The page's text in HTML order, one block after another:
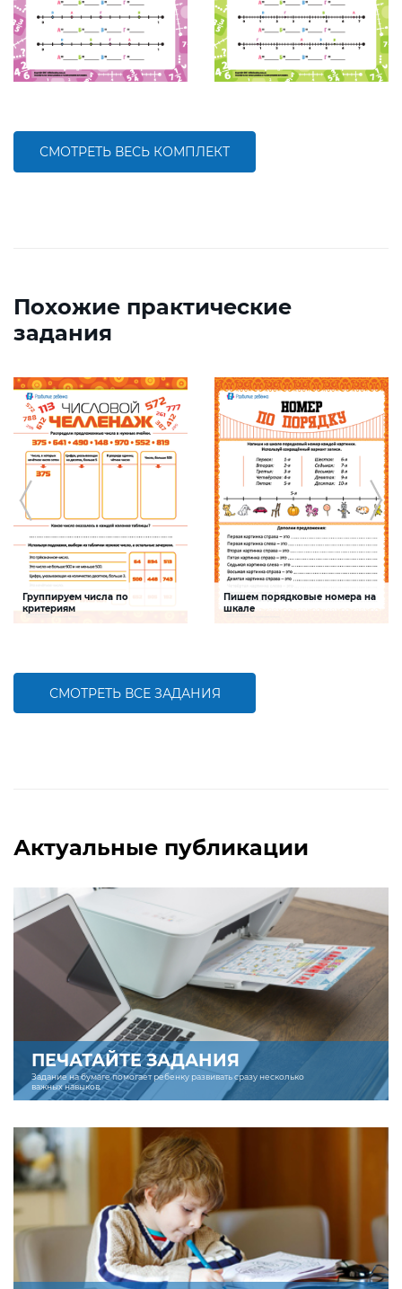
СМОТРЕТЬ ВЕСЬ КОМПЛЕКТ
Похожие практические
задания
Группируем числа по
критериям
Пишем порядковые номера на
шкале
работать с числами первого десятка
СМОТРЕТЬ ВСЕ ЗАДАНИЯ
Актуальные публикации
ПЕЧАТАЙТЕ ЗАДАНИЯ
Задание на бумаге помогает ребенку развивать сразу несколько
важных навыков.